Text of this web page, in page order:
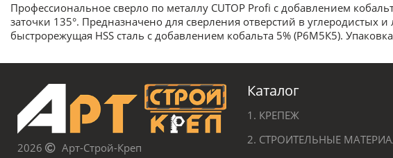
Профессиональное сверло по металлу CUTOP Profi с добавлением
заточки 135°. Предназначено для сверления отверстий в углеродистых
быстрорежущая HSS сталь c добавлением кобальта 5% (Р6М5К5).
2026 Арт-Строй-Креп
Каталог
1. КРЕПЕЖ
2. СТРОИТЕЛЬНЫЕ